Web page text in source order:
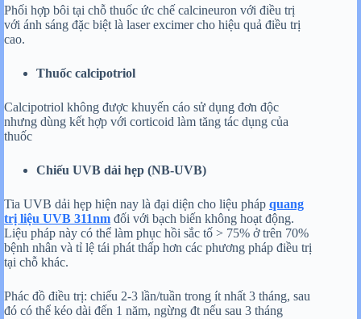
Phối hợp bôi tại chỗ thuốc ức chế calcineuron với điều trị
với ánh sáng đặc biệt là laser excimer cho hiệu quả điều trị
cao.
Thuốc calcipotriol
Calcipotriol không được khuyến cáo sử dụng đơn độc
nhưng dùng kết hợp với corticoid làm tăng tác dụng của
thuốc
Chiếu UVB dải hẹp (NB-UVB)
Tia UVB dải hẹp hiện nay là đại diện cho liệu pháp quang
trị liệu UVB 311nm đối với bạch biến không hoạt động.
Liệu pháp này có thể làm phục hồi sắc tố > 75% ở trên 70%
bệnh nhân và tỉ lệ tái phát thấp hơn các phương pháp điều trị
tại chỗ khác.
Phác đồ điều trị: chiếu 2-3 lần/tuần trong ít nhất 3 tháng, sau
đó có thể kéo dài đến 1 năm, ngừng đt nếu sau 3 tháng